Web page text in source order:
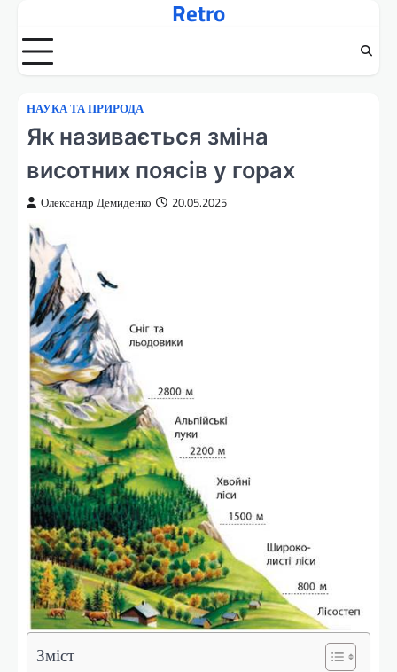
вмісту
Retro
НАУКА ТА ПРИРОДА
Як називається зміна
висотних поясів у горах
Олександр Демиденко 20.05.2025
Зміст